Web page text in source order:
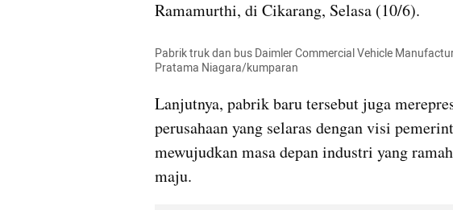
Ramamurthi, di Cikarang, Selasa (10/6).
Pabrik truk dan bus Daimler Commercial Vehicle
Pratama Niagara/kumparan
Lanjutnya, pabrik baru tersebut juga
perusahaan yang selaras dengan visi
mewujudkan masa depan industri yang
maju.